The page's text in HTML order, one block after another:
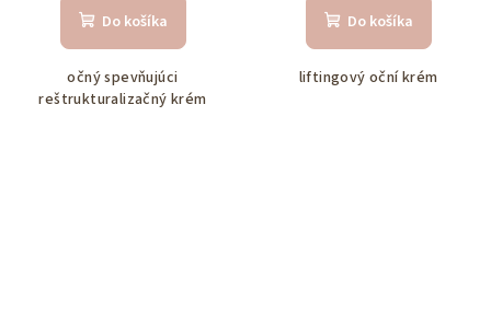
Do košíka
očný spevňujúci
reštrukturalizačný krém
Do košíka
liftingový oční krém